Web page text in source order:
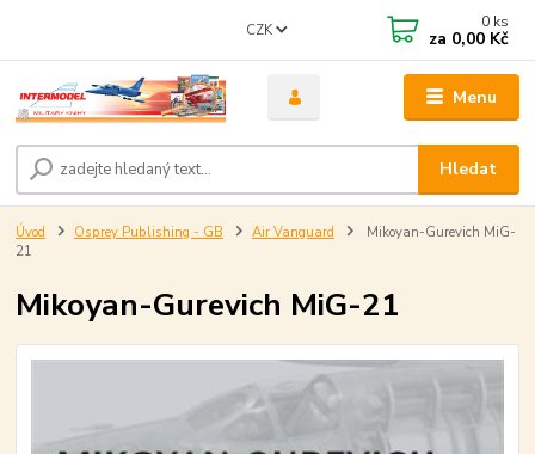
Menu
CZK
Hledat
0 ks
za 0,00 Kč
Úvod Osprey Publishing - GB Air Vanguard
Mikoyan-Gurevich MiG-
21
Mikoyan-Gurevich MiG-21